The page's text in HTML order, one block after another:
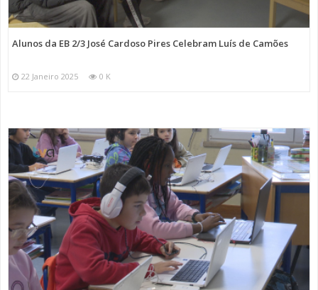
Alunos da EB 2/3 José Cardoso Pires Celebram Luís de Camões
22 Janeiro 2025 0 K